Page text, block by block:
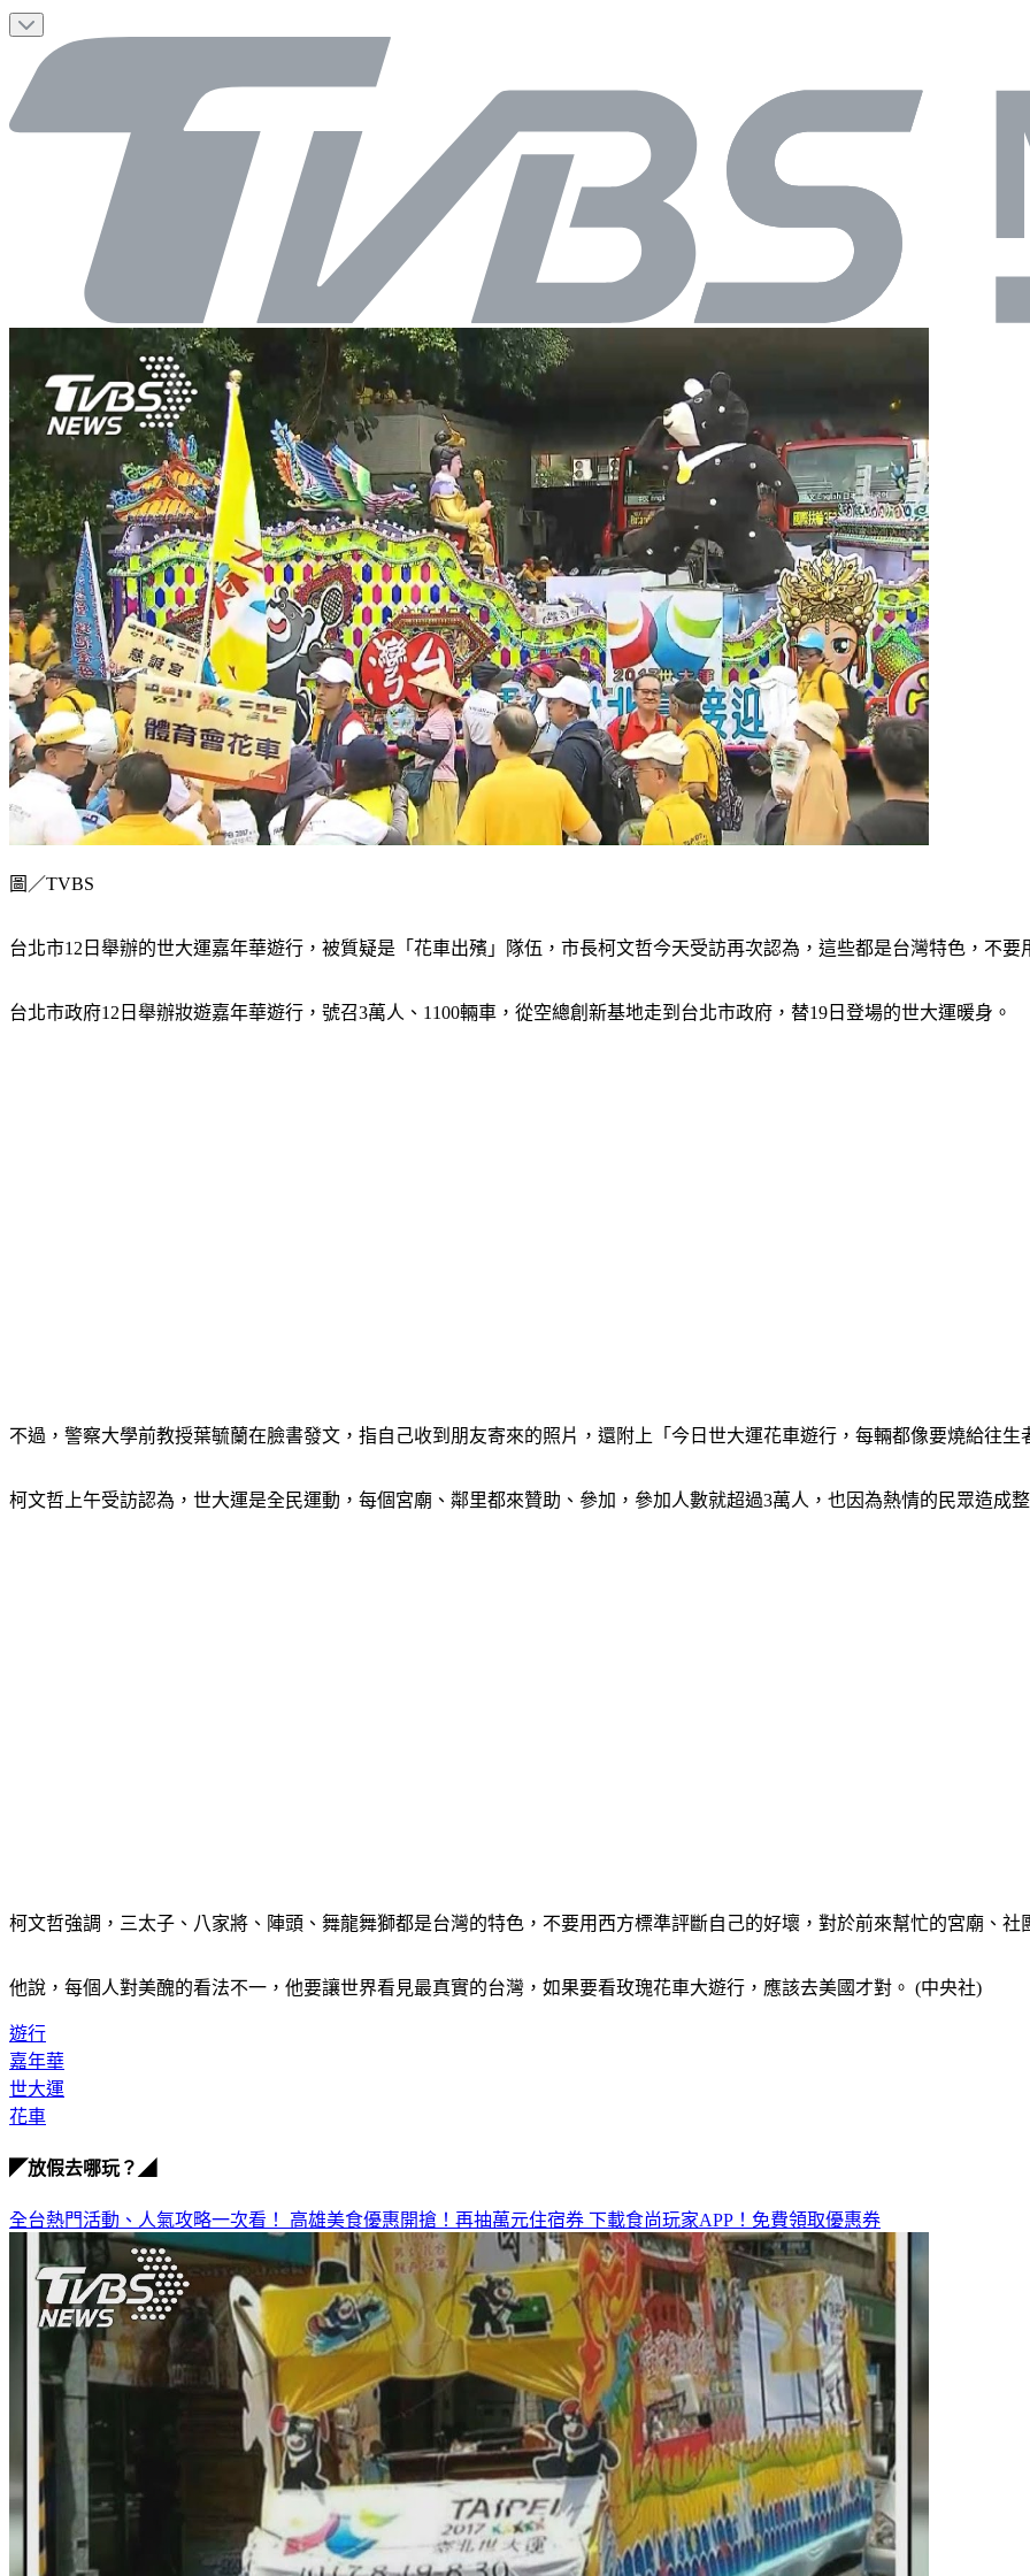
圖／TVBS
台北市12日舉辦的世大運嘉年華遊行，被質疑是「花車出殯」隊伍，市長柯文哲今天受訪再次認為，這些都是台灣特色，不
台北市政府12日舉辦妝遊嘉年華遊行，號召3萬人、1100輛車，從空總創新基地走到台北市政府，替19日登場的世大運暖身。
不過，警察大學前教授葉毓蘭在臉書發文，指自己收到朋友寄來的照片，還附上「今日世大運花車遊行，每輛都像要燒給往生
柯文哲上午受訪認為，世大運是全民運動，每個宮廟、鄰里都來贊助、參加，參加人數就超過3萬人，也因為熱情的民眾造成
柯文哲強調，三太子、八家將、陣頭、舞龍舞獅都是台灣的特色，不要用西方標準評斷自己的好壞，對於前來幫忙的宮廟、社
他說，每個人對美醜的看法不一，他要讓世界看見最真實的台灣，如果要看玫瑰花車大遊行，應該去美國才對。 (中央社)
遊行
嘉年華
世大運
花車
◤放假去哪玩？◢
全台熱門活動、人氣攻略一次看！ 高雄美食優惠開搶！再抽萬元住宿券 下載食尚玩家APP！免費領取優惠券